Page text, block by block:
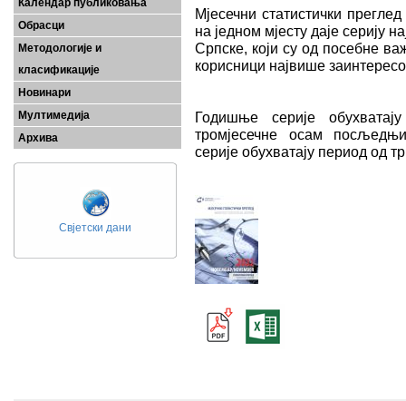
Календар публиковања
Обрасци
Методологије и
класификације
Новинари
Мултимедија
Архива
Свјетски дани
Мјесечни статистички
на једном мјесту даје серију
Српске, који су од посебне
корисници највише
Годишње серије
тромјесечне осам
серије обухватају период од